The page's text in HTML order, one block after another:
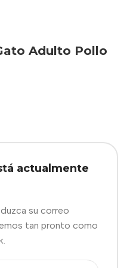
Adulto Pollo
actualmente
su correo
tan pronto como